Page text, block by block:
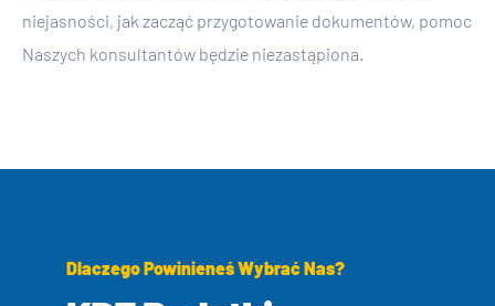
niejasności, jak zacząć przygotowanie dokumentów, pomoc
Naszych konsultantów będzie niezastąpiona.
Dlaczego Powinieneś Wybrać Nas?